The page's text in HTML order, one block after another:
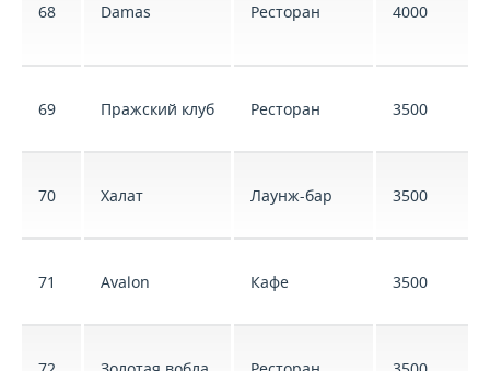
68 Damas Ресторан 4000
69 Пражский клуб Ресторан 3500
70 Халат Лаунж-бар 3500
71 Avalon Кафе 3500